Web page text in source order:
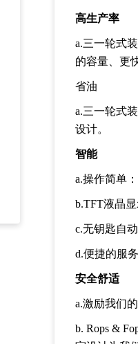
高生产率
a.三一轮式
的容量、更
省油
a.三一轮式
设计。
智能
a.操作简单
b.TFT液晶
c.无钥匙自
d.便捷的服
安全舒适
a.激励我们
b. Rops &